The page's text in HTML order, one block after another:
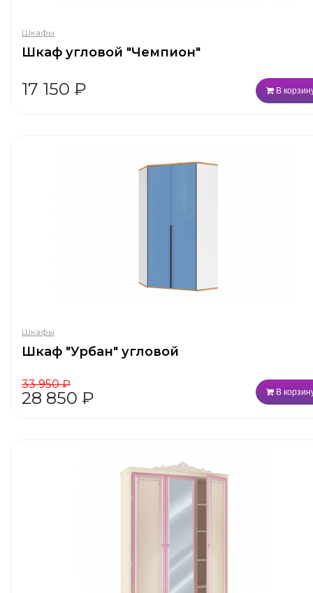
Шкафы
Шкаф угловой "Чемпион"
17 150 ₽ В
Шкафы
Шкаф "Урбан" угловой
33 950₽
28 850 ₽ В